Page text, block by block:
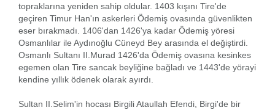
topraklarına yeniden sahip oldular. 1403 kışını Tire'de
geçiren Timur Han'ın askerleri Ödemiş ovasında güvenlikten
eser bırakmadı. 1406'dan 1426'ya kadar Ödemiş yöresi
Osmanlılar ile Aydınoğlu Cüneyd Bey arasında el değiştirdi.
Osmanlı Sultanı II.Murad 1426'da Ödemiş ovasına kesinkes
egemen olan Tire sancak beyliğine bağladı ve 1443'de yörayi
kendine yıllık ödenek olarak ayırdı.
Sultan II.Selim'in hocası Birgili Ataullah Efendi, Birgi'de bir